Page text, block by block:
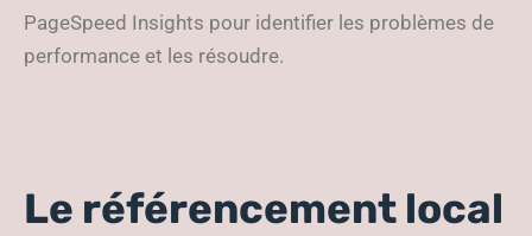
PageSpeed Insights pour identifier les problèmes de
performance et les résoudre.
Le référencement local